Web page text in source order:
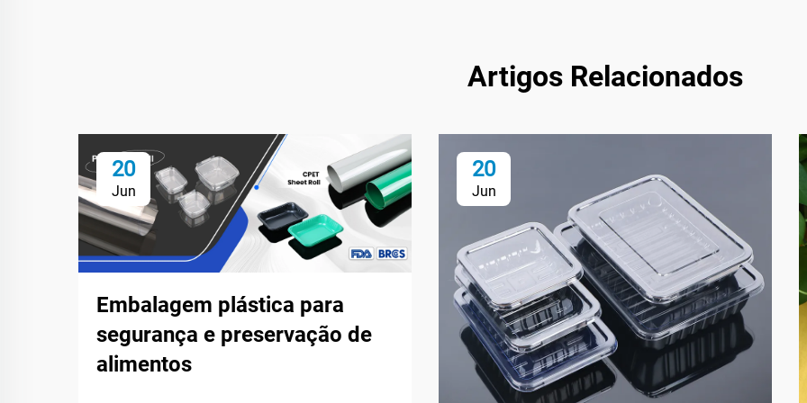
Artigos Relacionados
20
Jun
Embalagem plástica para
segurança e preservação de
alimentos
20
Jun